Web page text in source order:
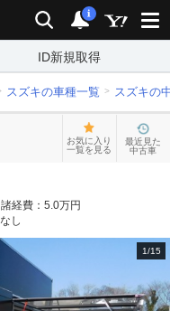
検索 通知
i
ID新規取得
スズキの車種一覧 スズキの
お気に入り
一覧を見る
最近見た
中古車
諸経費： 5.0万円
なし
1/15